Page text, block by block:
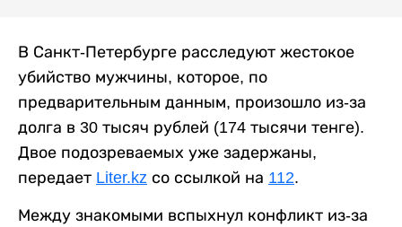
В Санкт-Петербурге расследуют жестокое
убийство мужчины, которое, по
предварительным данным, произошло из-за
долга в 30 тысяч рублей (174 тысячи тенге).
Двое подозреваемых уже задержаны,
передает Liter.kz со ссылкой на 112.
Между знакомыми вспыхнул конфликт из-за